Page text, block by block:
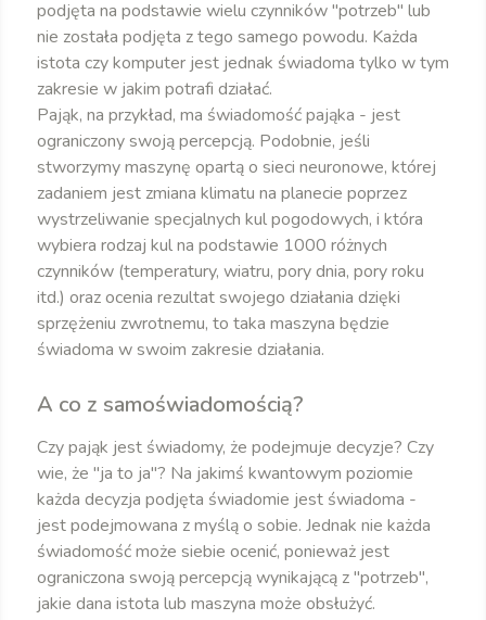
podjęta na podstawie wielu czynników "potrzeb" lub
nie została podjęta z tego samego powodu. Każda
istota czy komputer jest jednak świadoma tylko w tym
zakresie w jakim potrafi działać.
Pająk, na przykład, ma świadomość pająka - jest
ograniczony swoją percepcją. Podobnie, jeśli
stworzymy maszynę opartą o sieci neuronowe, której
zadaniem jest zmiana klimatu na planecie poprzez
wystrzeliwanie specjalnych kul pogodowych, i która
wybiera rodzaj kul na podstawie 1000 różnych
czynników (temperatury, wiatru, pory dnia, pory roku
itd.) oraz ocenia rezultat swojego działania dzięki
sprzężeniu zwrotnemu, to taka maszyna będzie
świadoma w swoim zakresie działania.
A co z samoświadomością?
Czy pająk jest świadomy, że podejmuje decyzje? Czy
wie, że "ja to ja"? Na jakimś kwantowym poziomie
każda decyzja podjęta świadomie jest świadoma -
jest podejmowana z myślą o sobie. Jednak nie każda
świadomość może siebie ocenić, ponieważ jest
ograniczona swoją percepcją wynikającą z "potrzeb",
jakie dana istota lub maszyna może obsłużyć.